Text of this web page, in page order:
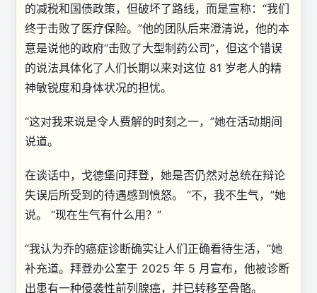
的减税和国债政策，但破坏了路线，而是宣称：“我们
终于击败了医疗保险。”他的团队后来澄清说，他的本
意是说他的政府“击败了大型制药公司”，但这个错误
的说法具体化了人们长期以来对这位 81 岁老人的精
神敏锐度和身体状况的担忧。
“这对我来说是令人费解的时刻之一，”她在活动期间
说道。
在谈话中，戈德堡问拜登，她是否仍然对总统在辩论
失误后所受到的待遇感到愤怒。 “不，我不生气，”她
说。 “现在生气有什么用？”
“我认为乔的癌症诊断确实让人们正确看待生活，”她
补充道。拜登办公室于 2025 年 5 月宣布，他被诊断
出患有一种侵袭性前列腺癌，并已转移至骨骼。